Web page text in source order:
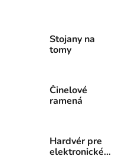
Stojany na
tomy
Činelové
ramená
Hardvér pre
elektronické